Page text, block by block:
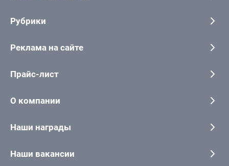
Рубрики
Реклама на сайте
Прайс-лист
О компании
Наши награды
Наши вакансии